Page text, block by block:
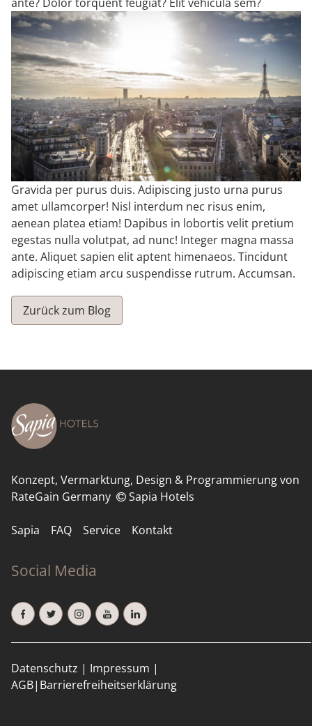
TAGUNGEN
RUND UM SAPIA
FAQ
GUT ZU WISSEN
ANGEBOTE
GUTSCHEINE
GÄSTEBEWERTUNGEN
Gravida per purus duis. Adipiscing justo urna purus
amet ullamcorper! Nisl interdum nec risus enim,
aenean platea etiam! Dapibus in lobortis velit pretium
egestas nulla volutpat, ad nunc! Integer magna massa
ante. Aliquet sapien elit aptent himenaeos. Tincidunt
adipiscing etiam arcu suspendisse rutrum. Accumsan.
Zurück zum Blog
Konzept, Vermarktung, Design & Programmierung von
RateGain Germany
Sapia Hotels
Sapia FAQ Service Kontakt
Social Media
Datenschutz | Impressum |
AGB| Barrierefreiheitserklärung